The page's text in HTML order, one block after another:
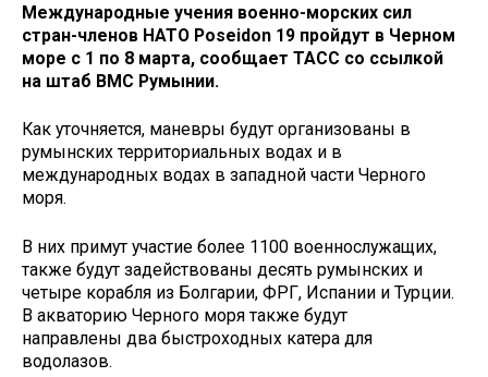
Международные учения военно-морских сил
стран-членов НАТО Poseidon 19 пройдут в Черном
море с 1 по 8 марта, сообщает ТАСС со ссылкой
на штаб ВМС Румынии.
Как уточняется, маневры будут организованы в
румынских территориальных водах и в
международных водах в западной части Черного
моря.
В них примут участие более 1100 военнослужащих,
также будут задействованы десять румынских и
четыре корабля из Болгарии, ФРГ, Испании и Турции.
В акваторию Черного моря также будут
направлены два быстроходных катера для
водолазов.